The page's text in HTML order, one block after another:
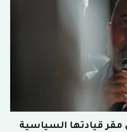
قيادتها السياسية